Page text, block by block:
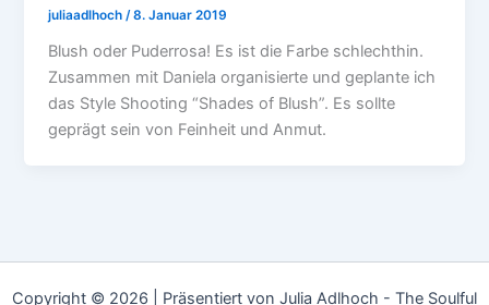
juliaadlhoch /8. Januar 2019
Blush oder Puderrosa! Es ist die Farbe schlechthin.
Zusammen mit Daniela organisierte und geplante ich
das Style Shooting “Shades of Blush”. Es sollte
geprägt sein von Feinheit und Anmut.
Copyright © 2026 | Präsentiert von Julia Adlhoch - The Soulful